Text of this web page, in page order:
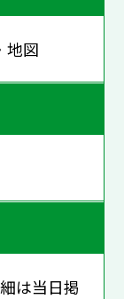
地図
は当日掲